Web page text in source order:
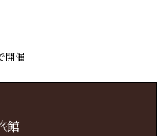
開催
館